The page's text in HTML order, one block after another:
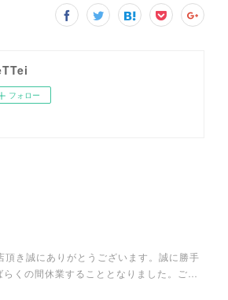
フォロー
頂き誠にありがとうございます。誠に勝手
くの間休業することとなりました。ご…